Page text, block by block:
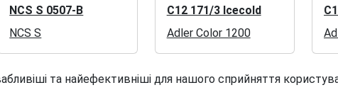
NCS S 0507-B
NCS S
C12 171/3 Icecold
Adler Color 1200
та найефективніші для нашого сприйняття